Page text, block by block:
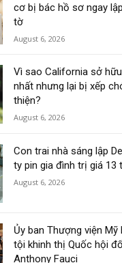
cơ bị bác hồ sơ ngay
tờ
August 6, 2026
Vì sao California sở
nhất nhưng lại bị xếp
thiện?
August 6, 2026
Con trai nhà sáng lập
ty pin gia đình trị giá 13
August 6, 2026
Ủy ban Thượng viện
tội khinh thị Quốc hội
Anthony Fauci